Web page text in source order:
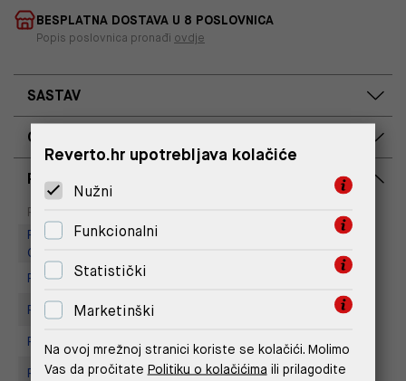
BESPLATNA DOSTAVA U 8 POSLOVNICA
Popis poslovnica pronađi ovdje
SASTAV
OPIS PROIZVODA
RASPOLOŽIVOST PO POSLOVNICAMA
Poslovnica
Replay Outlet Store, Designer
Outlet Croatia
Replay Outlet Store, Split
Replay store, Arena centar
Replay Store, City Center One
Replay Store, Joker Centar
Reverto.hr upotrebljava kolačiće
Nužni
Funkcionalni
Statistički
Marketinški
Na ovoj mrežnoj stranici koriste se kolačići. Molimo
Vas da pročitate Politiku o kolačićima ili prilagodite